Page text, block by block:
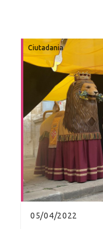
Ciutadania
05/04/2022